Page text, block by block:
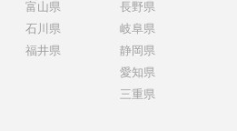
富山県
石川県
福井県
長野県
岐阜県
静岡県
愛知県
三重県